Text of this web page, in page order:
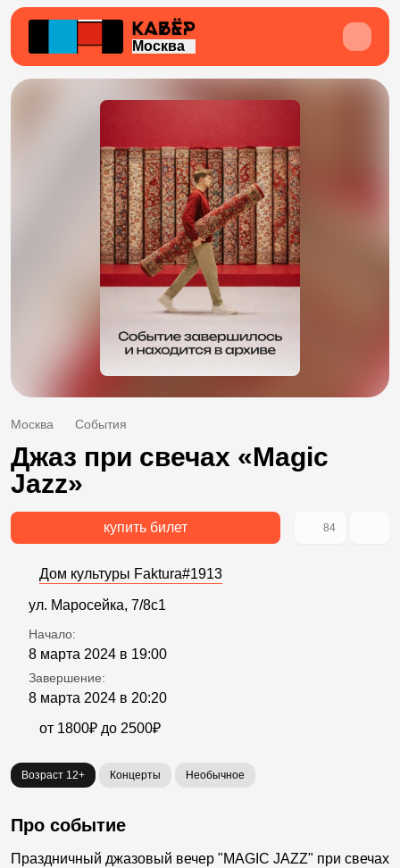
Москва
Москва События
Джаз при свечах «Magic
Jazz»
купить билет 84
Дом культуры Faktura#1913
ул. Маросейка, 7/8с1
Начало:
8 марта 2024 в 19:00
Завершение:
8 марта 2024 в 20:20
от 1800₽ до 2500₽
Возраст 12+ Концерты Необычное
Про событие
Праздничный джазовый вечер "MAGIC JAZZ" при свечах